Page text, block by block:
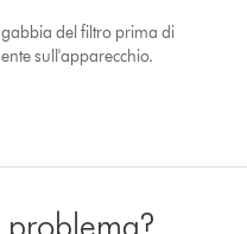
del filtro prima di
sull'apparecchio.